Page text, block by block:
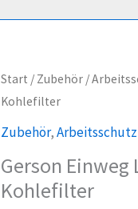
Start / Zubehör /
Kohlefilter
Zubehör,Arbeitsschutz
Gerson
Kohlefilter